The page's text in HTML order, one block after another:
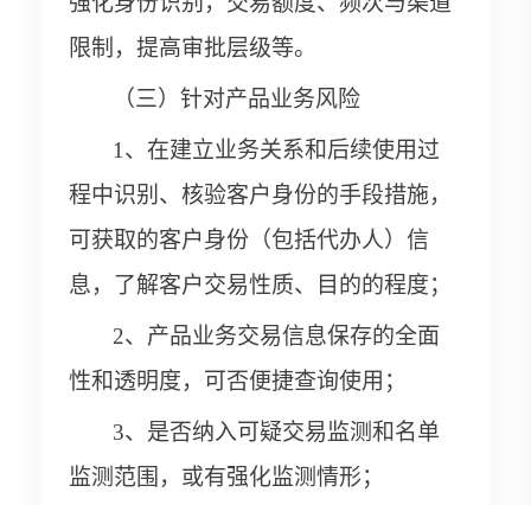
限制，提高审批层级等。
（三）针对产品业务风险
1、在建立业务关系和后续使用过
程中识别、核验客户身份的手段措施，
可获取的客户身份（包括代办人）信
息，了解客户交易性质、目的的程度；
2、产品业务交易信息保存的全面
性和透明度，可否便捷查询使用；
3、是否纳入可疑交易监测和名单
监测范围，或有强化监测情形；